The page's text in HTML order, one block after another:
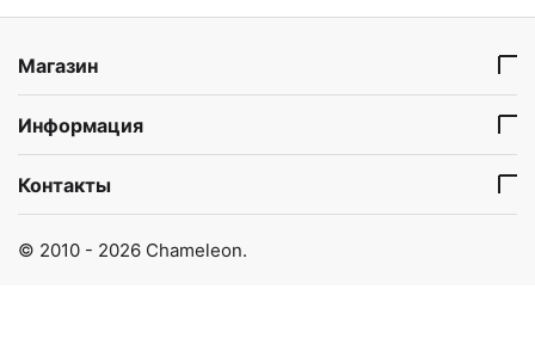
Магазин
Информация
Контакты
© 2010 - 2026 Chameleon.